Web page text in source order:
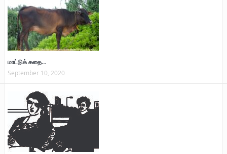
மாட்டுக் கதை…
September 10, 2020